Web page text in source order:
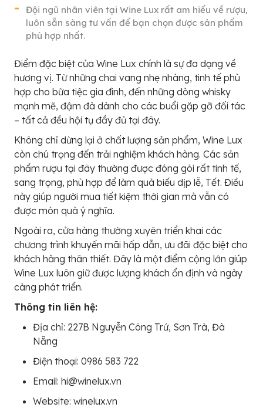
Đội ngũ nhân viên tại Wine Lux rất am hiểu về rượu,
luôn sẵn sàng tư vấn để bạn chọn được sản phẩm
phù hợp nhất.
Điểm đặc biệt của Wine Lux chính là sự đa dạng về
hương vị. Từ những chai vang nhẹ nhàng, tinh tế phù
hợp cho bữa tiệc gia đình, đến những dòng whisky
mạnh mẽ, đậm đà dành cho các buổi gặp gỡ đối tác
– tất cả đều hội tụ đầy đủ tại đây.
Không chỉ dừng lại ở chất lượng sản phẩm, Wine Lux
còn chú trọng đến trải nghiệm khách hàng. Các sản
phẩm rượu tại đây thường được đóng gói rất tinh tế,
sang trọng, phù hợp để làm quà biếu dịp lễ, Tết. Điều
này giúp người mua tiết kiệm thời gian mà vẫn có
được món quà ý nghĩa.
Ngoài ra, cửa hàng thường xuyên triển khai các
chương trình khuyến mãi hấp dẫn, ưu đãi đặc biệt cho
khách hàng thân thiết. Đây là một điểm cộng lớn giúp
Wine Lux luôn giữ được lượng khách ổn định và ngày
càng phát triển.
Thông tin liên hệ:
Địa chỉ: 227B Nguyễn Công Trứ, Sơn Trà, Đà
Nẵng
Điện thoại: 0986 583 722
Email: hi@winelux.vn
Website: winelux.vn